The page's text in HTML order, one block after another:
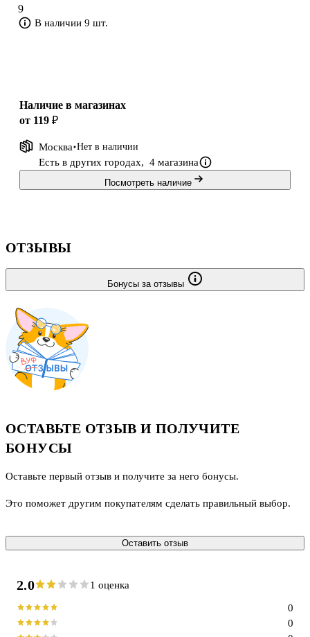
9
В наличии 9 шт.
Наличие в магазинах
от 119 ₽
Москва Нет в наличии
Есть в других городах, 4 магазина
Посмотреть наличие
ОТЗЫВЫ
Бонусы за отзывы
ОСТАВЬТЕ ОТЗЫВ И ПОЛУЧИТЕ
БОНУСЫ
Оставьте первый отзыв и получите за него бонусы.
Это поможет другим покупателям сделать правильный выбор.
Оставить отзыв
2.0 1 оценка
0
0